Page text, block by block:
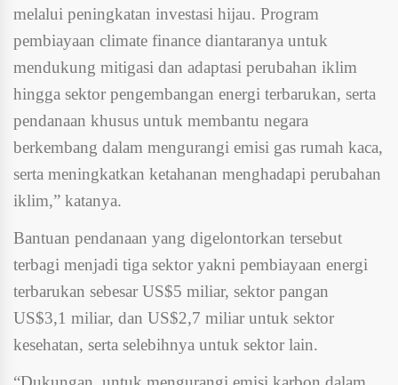
melalui peningkatan investasi hijau. Program
pembiayaan climate finance diantaranya untuk
mendukung mitigasi dan adaptasi perubahan iklim
hingga sektor pengembangan energi terbarukan, serta
pendanaan khusus untuk membantu negara
berkembang dalam mengurangi emisi gas rumah kaca,
serta meningkatkan ketahanan menghadapi perubahan
iklim,” katanya.
Bantuan pendanaan yang digelontorkan tersebut
terbagi menjadi tiga sektor yakni pembiayaan energi
terbarukan sebesar US$5 miliar, sektor pangan
US$3,1 miliar, dan US$2,7 miliar untuk sektor
kesehatan, serta selebihnya untuk sektor lain.